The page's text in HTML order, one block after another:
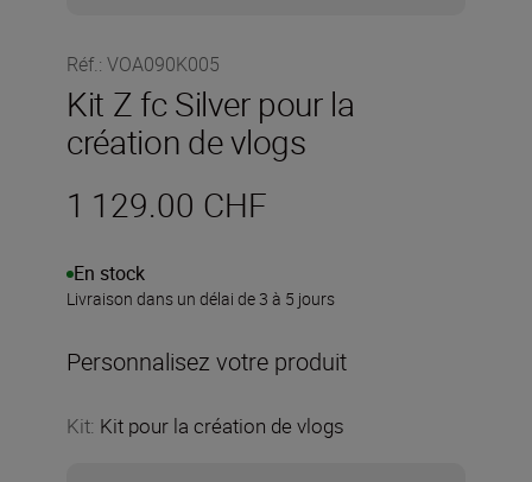
Réf.: VOA090K005
Kit Z fc Silver pour la
création de vlogs
1 129.00 CHF
En stock
Livraison dans un délai de 3 à 5 jours
Personnalisez votre produit
Kit: Kit pour la création de vlogs